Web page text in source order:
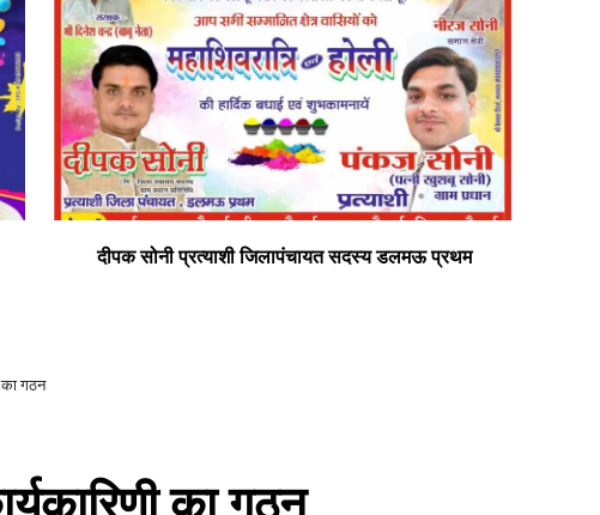
दीपक सोनी प्रत्याशी जिलापंचायत सदस्य डलमऊ प्रथम
का गठन